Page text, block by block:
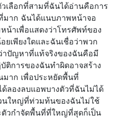
เลือกที่สามที่ฉันได้อ่านคือการ
มาก ฉันได้แนบภาพหน้าจอ
น้าเพื่อแสดงว่าโทรศัพท์ของ
เพียงใดและฉันเชื่อว่าพวก
าปัญหาที่แท้จริงของฉันคือมี
ติการของฉันทำผิดอาจสร้าง
าก เพื่อประหยัดพื้นที่
ลองลบแอพบางตัวที่ฉันไม่ได้
นใหญ่ที่ท่วมท้นของฉันไม่ใช้
วกำจัดพื้นที่ที่ใหญ่ที่สุดก็เป็น